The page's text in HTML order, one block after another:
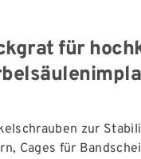
für
zur
Cages für